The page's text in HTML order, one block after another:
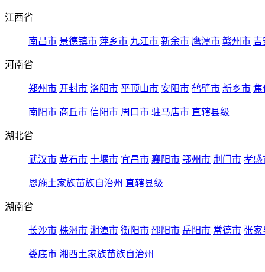
江西省
南昌市 景德镇市 萍乡市 九江市 新余市 鹰潭市 赣州市 吉
河南省
郑州市 开封市 洛阳市 平顶山市 安阳市 鹤壁市 新乡市 焦
南阳市 商丘市 信阳市 周口市 驻马店市 直辖县级
湖北省
武汉市 黄石市 十堰市 宜昌市 襄阳市 鄂州市 荆门市 孝感
恩施土家族苗族自治州 直辖县级
湖南省
长沙市 株洲市 湘潭市 衡阳市 邵阳市 岳阳市 常德市 张家
娄底市 湘西土家族苗族自治州